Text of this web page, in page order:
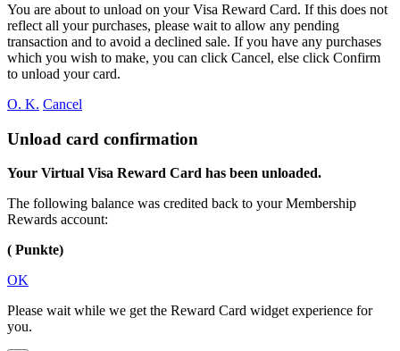
You are about to unload on yourVisa Reward Card. If this does not
reflect all your purchases, please wait to allow any pending
transaction and to avoid a declined sale. If you have any purchases
which you wish to make, you can click Cancel, else click Confirm
to unload your card.
O. K. Cancel
Unload card confirmation
Your Virtual Visa Reward Card has been unloaded.
The following balance was credited back to your Membership
Rewards account:
( Punkte)
OK
Please wait while we get the Reward Card widget experience for
you.